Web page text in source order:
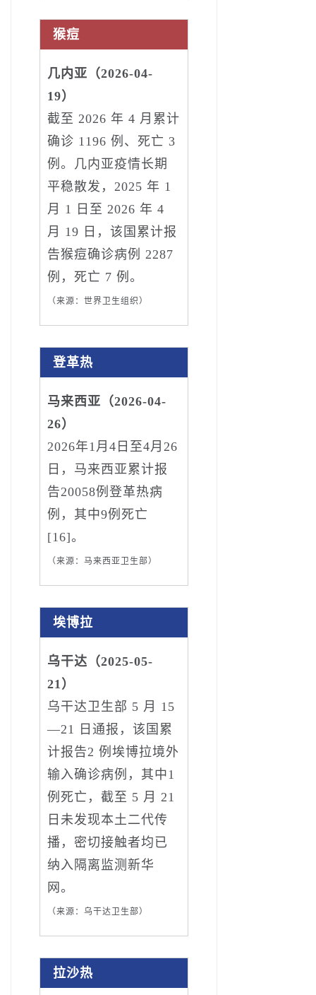
猴痘
几内亚（2026-04-
19）
截至 2026 年 4 月累计
确诊 1196 例、死亡 3
例。几内亚疫情长期
平稳散发，2025 年 1
月 1 日至 2026 年 4
月 19 日，该国累计报
告猴痘确诊病例 2287
例，死亡 7 例。
（来源：世界卫生组织）
登革热
马来西亚（2026-04-
26）
2026年1月4日至4月26
日，马来西亚累计报
告20058例登革热病
例，其中9例死亡
[16]。
（来源：马来西亚卫生部）
埃博拉
乌干达（2025-05-
21）
乌干达卫生部 5 月 15
—21 日通报，该国累
计报告2 例埃博拉境外
输入确诊病例，其中1
例死亡，截至 5 月 21
日未发现本土二代传
播，密切接触者均已
纳入隔离监测新华
网。
（来源：乌干达卫生部）
拉沙热